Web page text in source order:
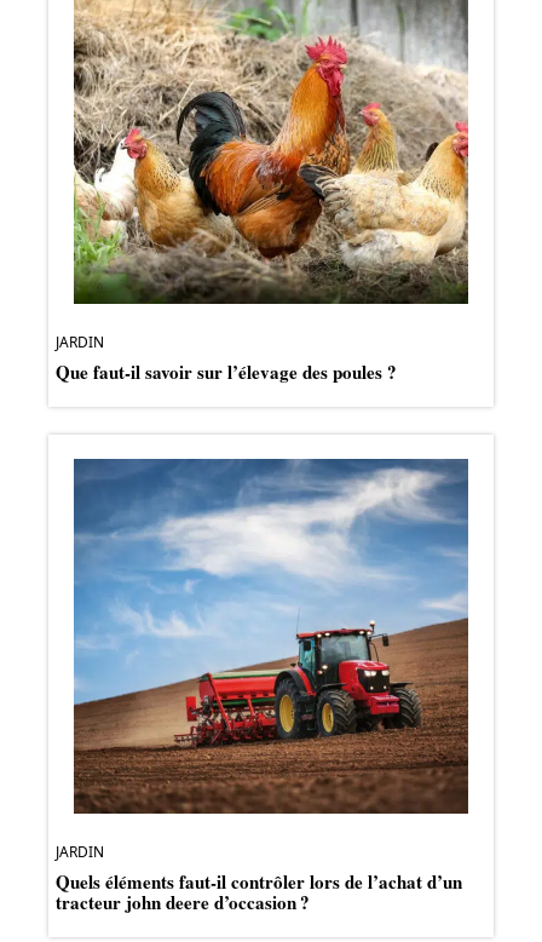
JARDIN
Que faut-il savoir sur l’élevage des poules ?
JARDIN
Quels éléments faut-il contrôler lors de l’achat d’un
tracteur john deere d’occasion ?